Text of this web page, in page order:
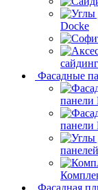
Docke
Фасадные
панели
панели
панелей
Фасадная